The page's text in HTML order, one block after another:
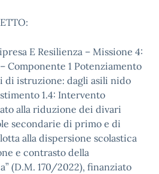
E Resilienza – Missione 4:
Componente 1 Potenziamento
di istruzione: dagli asili nido
1.4: Intervento
alla riduzione dei divari
secondarie di primo e di
alla dispersione scolastica
e contrasto della
(D.M. 170/2022), finanziato